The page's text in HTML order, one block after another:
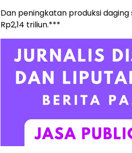
Dan peningkatan produksi
Rp2,14 triliun.***